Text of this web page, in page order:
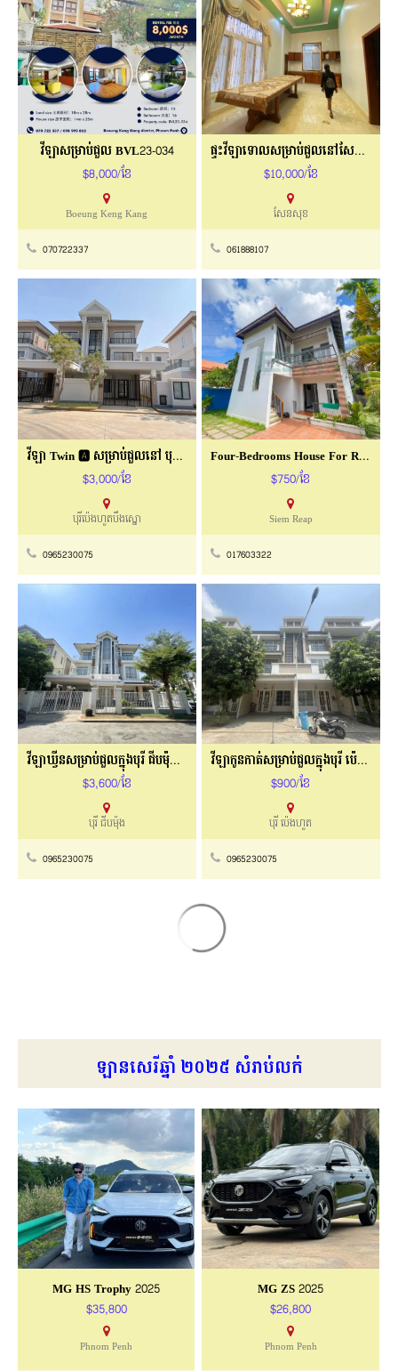
វីឡាសម្រាប់ជួល BVL23-034
$8,000/ខែ
Boeung Keng Kang
070722337
ផ្ទះវីឡាទោលសម្រាប់ជួលនៅសែនសុខ
$10,000/ខែ
សែនសុខ
061888107
វីឡា Twin 🅰️ សម្រាប់ជួលនៅ បុរីប៉េងហួត
$3,000/ខែ
បុរីប៉េងហួតបឹងស្នោ
0965230075
Four-Bedrooms House For Rent In Sla Kram
$750/ខែ
Siem Reap
017603322
វីឡាឃ្វីនសម្រាប់ជួលក្នុងបុរី ជីបម៉ុងលែន
$3,600/ខែ
បុរី ជីបម៉ុង
0965230075
វីឡាកូនកាត់សម្រាប់ជួលក្នុងបុរី ប៉េងហួតដឹស្តា
$900/ខែ
បុរី ប៉េងហួត
0965230075
A Luxury Private Villa
$3,500/ខែ
ខេត្តសៀមរាប
012312765
វីឡាសម្រាប់ជួល BVL23-049
$6,000/ខែ
Chbar Ampov
070722337